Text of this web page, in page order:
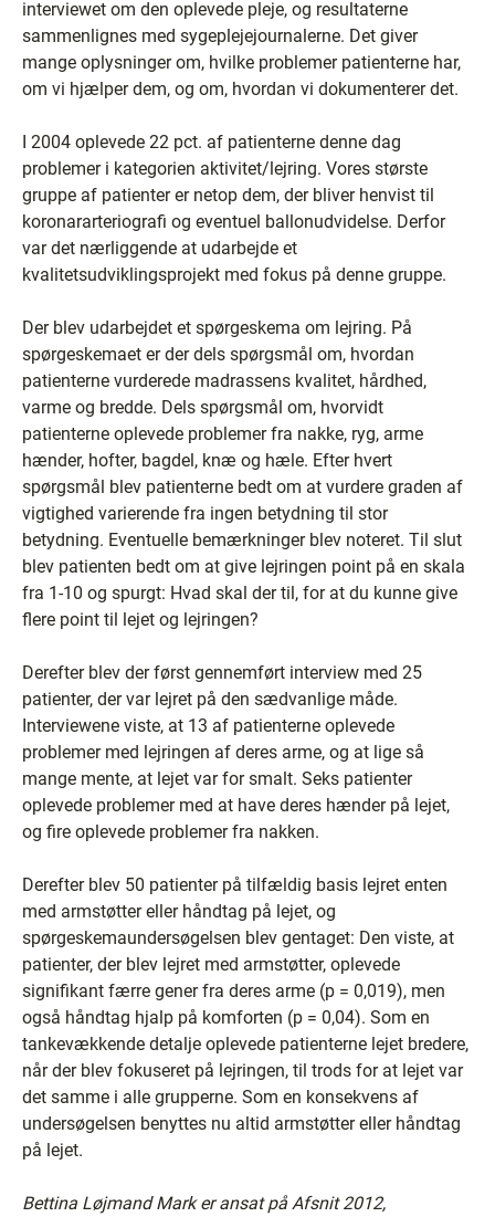
interviewet om den oplevede pleje, og resultaterne
sammenlignes med sygeplejejournalerne. Det giver
mange oplysninger om, hvilke problemer patienterne har,
om vi hjælper dem, og om, hvordan vi dokumenterer det.
I 2004 oplevede 22 pct. af patienterne denne dag
problemer i kategorien aktivitet/lejring. Vores største
gruppe af patienter er netop dem, der bliver henvist til
koronararteriografi og eventuel ballonudvidelse. Derfor
var det nærliggende at udarbejde et
kvalitetsudviklingsprojekt med fokus på denne gruppe.
Der blev udarbejdet et spørgeskema om lejring. På
spørgeskemaet er der dels spørgsmål om, hvordan
patienterne vurderede madrassens kvalitet, hårdhed,
varme og bredde. Dels spørgsmål om, hvorvidt
patienterne oplevede problemer fra nakke, ryg, arme
hænder, hofter, bagdel, knæ og hæle. Efter hvert
spørgsmål blev patienterne bedt om at vurdere graden af
vigtighed varierende fra ingen betydning til stor
betydning. Eventuelle bemærkninger blev noteret. Til slut
blev patienten bedt om at give lejringen point på en skala
fra 1-10 og spurgt: Hvad skal der til, for at du kunne give
flere point til lejet og lejringen?
Derefter blev der først gennemført interview med 25
patienter, der var lejret på den sædvanlige måde.
Interviewene viste, at 13 af patienterne oplevede
problemer med lejringen af deres arme, og at lige så
mange mente, at lejet var for smalt. Seks patienter
oplevede problemer med at have deres hænder på lejet,
og fire oplevede problemer fra nakken.
Derefter blev 50 patienter på tilfældig basis lejret enten
med armstøtter eller håndtag på lejet, og
spørgeskemaundersøgelsen blev gentaget: Den viste, at
patienter, der blev lejret med armstøtter, oplevede
signifikant færre gener fra deres arme (p = 0,019), men
også håndtag hjalp på komforten (p = 0,04). Som en
tankevækkende detalje oplevede patienterne lejet bredere,
når der blev fokuseret på lejringen, til trods for at lejet var
det samme i alle grupperne. Som en konsekvens af
undersøgelsen benyttes nu altid armstøtter eller håndtag
på lejet.
Bettina Løjmand Mark er ansat på Afsnit 2012,